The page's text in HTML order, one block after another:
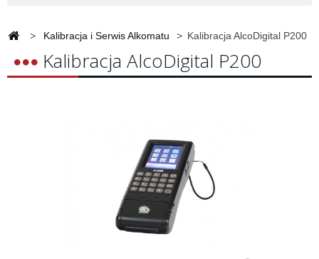
> Kalibracja i Serwis Alkomatu > Kalibracja AlcoDigital P200
Kalibracja AlcoDigital P200